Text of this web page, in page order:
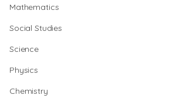
Mathematics
Social Studies
Science
Physics
Chemistry